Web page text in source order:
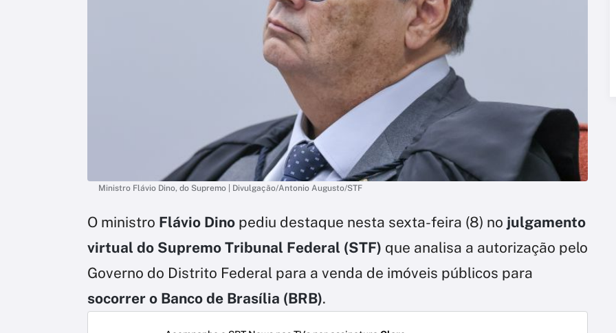
Ministro Flávio Dino, do Supremo | Divulgação/Antonio Augusto/STF
O ministro Flávio Dino pediu destaque nesta sexta-feira (8) no julgamento
virtual do Supremo Tribunal Federal (STF) que analisa a autorização pelo
Governo do Distrito Federal para a venda de imóveis públicos para
socorrer o Banco de Brasília (BRB).